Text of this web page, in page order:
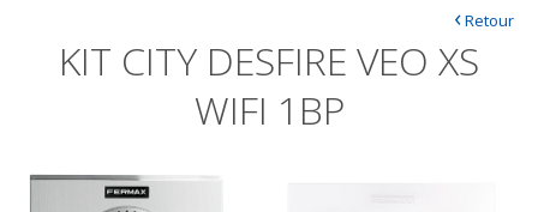
KIT CITY DESFIRE VEO XS
WIFI 1BP
‹Retour